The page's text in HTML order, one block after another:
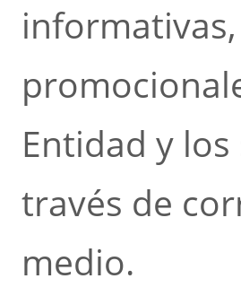
Entidad y
través de
medio.